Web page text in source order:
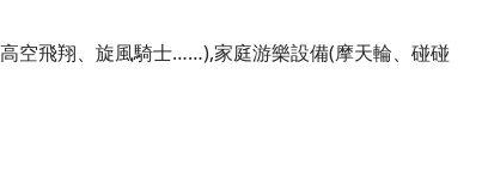
空飛翔、旋風騎士……),家庭游樂設備(摩天輪、碰碰